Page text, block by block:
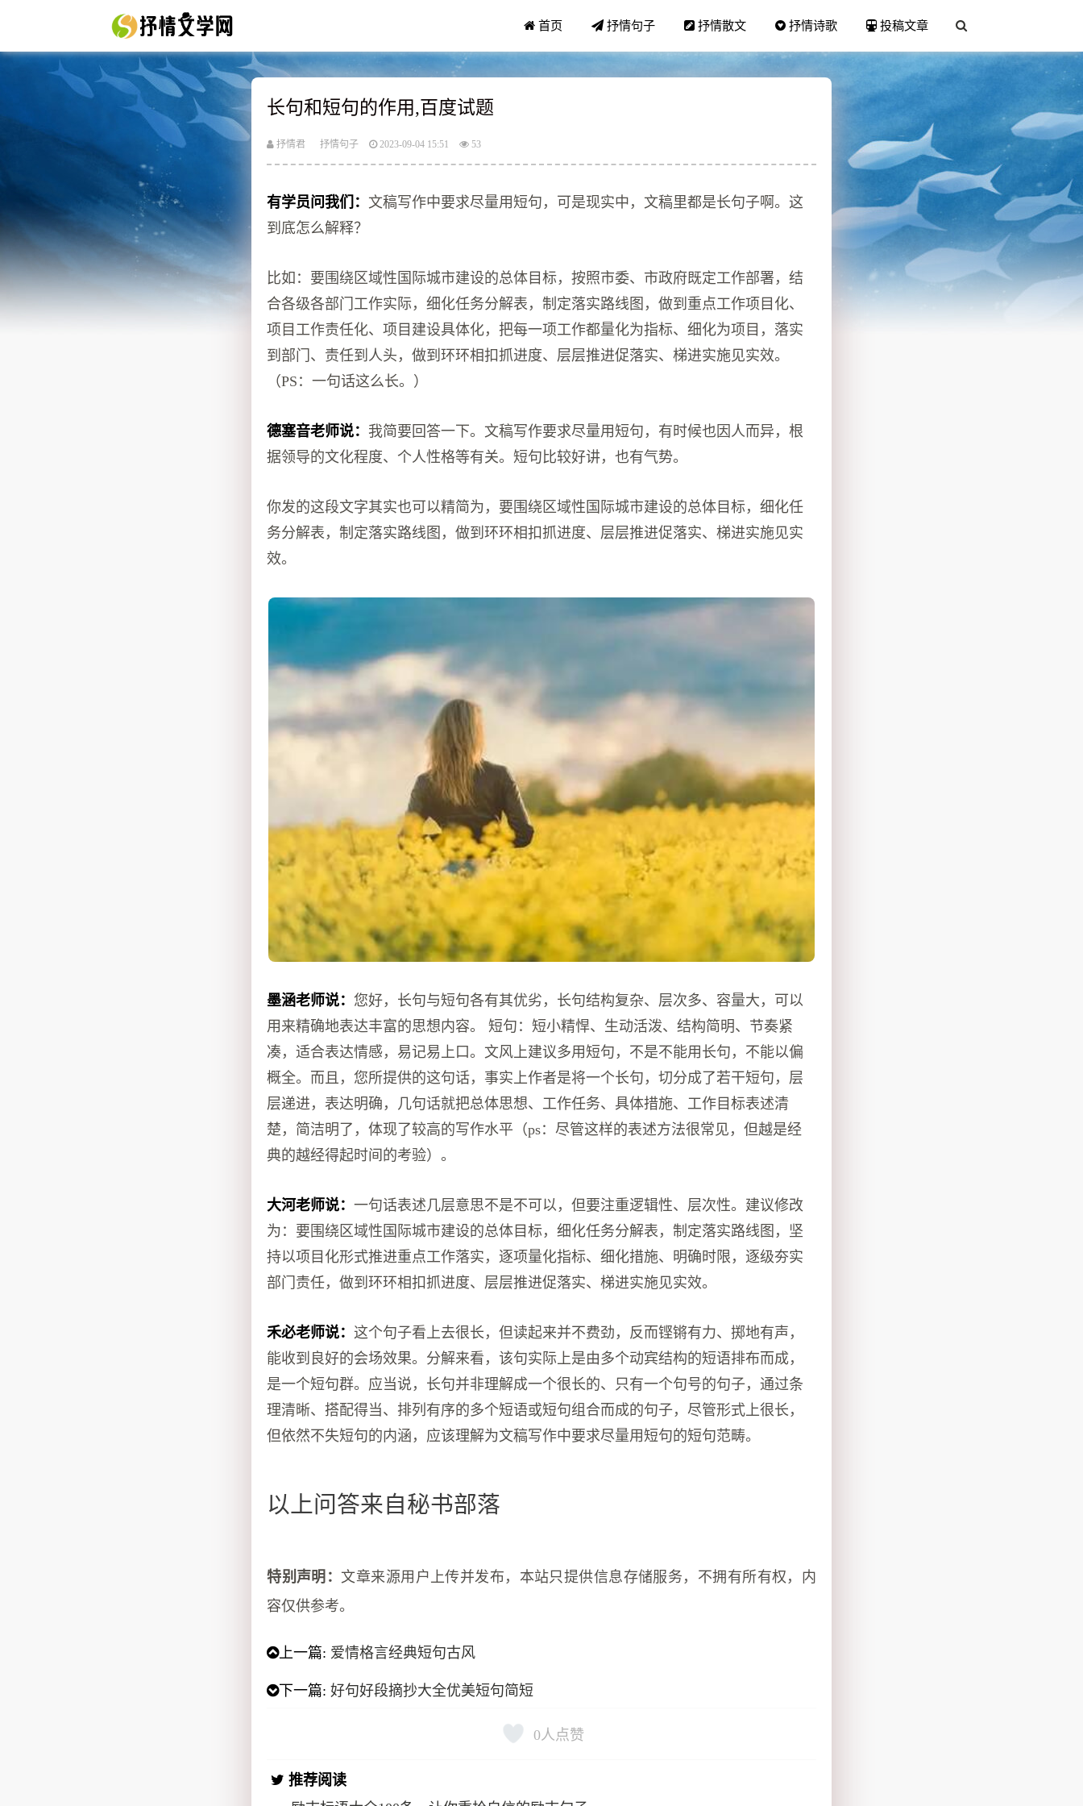
首页 抒情句子 抒情散文 抒情诗歌 投稿文章
长句和短句的作用,百度试题
抒情君 抒情句子 2023-09-04 15:51 53
有学员问我们： 文稿写作中要求尽量用短句，可是现实中，文稿里都是长句子啊。这
到底怎么解释？
比如：要围绕区域性国际城市建设的总体目标，按照市委、市政府既定工作部署，结
合各级各部门工作实际，细化任务分解表，制定落实路线图，做到重点工作项目化、
项目工作责任化、项目建设具体化，把每一项工作都量化为指标、细化为项目，落实
到部门、责任到人头，做到环环相扣抓进度、层层推进促落实、梯进实施见实效。
（PS：一句话这么长。）
德塞音老师说： 我简要回答一下。文稿写作要求尽量用短句，有时候也因人而异，根
据领导的文化程度、个人性格等有关。短句比较好讲，也有气势。
你发的这段文字其实也可以精简为，要围绕区域性国际城市建设的总体目标，细化任
务分解表，制定落实路线图，做到环环相扣抓进度、层层推进促落实、梯进实施见实
效。
墨涵老师说：您好，长句与短句各有其优劣，长句结构复杂、层次多、容量大，可以
用来精确地表达丰富的思想内容。 短句：短小精悍、生动活泼、结构简明、节奏紧
凑，适合表达情感，易记易上口。文风上建议多用短句，不是不能用长句，不能以偏
概全。而且，您所提供的这句话，事实上作者是将一个长句，切分成了若干短句，层
层递进，表达明确，几句话就把总体思想、工作任务、具体措施、工作目标表述清
楚，简洁明了，体现了较高的写作水平（ps：尽管这样的表述方法很常见，但越是经
典的越经得起时间的考验）。
大河老师说：一句话表述几层意思不是不可以，但要注重逻辑性、层次性。建议修改
为：要围绕区域性国际城市建设的总体目标，细化任务分解表，制定落实路线图，坚
持以项目化形式推进重点工作落实，逐项量化指标、细化措施、明确时限，逐级夯实
部门责任，做到环环相扣抓进度、层层推进促落实、梯进实施见实效。
禾必老师说： 这个句子看上去很长，但读起来并不费劲，反而铿锵有力、掷地有声，
能收到良好的会场效果。分解来看，该句实际上是由多个动宾结构的短语排布而成，
是一个短句群。应当说，长句并非理解成一个很长的、只有一个句号的句子，通过条
理清晰、搭配得当、排列有序的多个短语或短句组合而成的句子，尽管形式上很长，
但依然不失短句的内涵，应该理解为文稿写作中要求尽量用短句的短句范畴。
以上问答来自秘书部落
特别声明： 文章来源用户上传并发布，本站只提供信息存储服务，不拥有所有权，内
容仅供参考。
上一篇: 爱情格言经典短句古风
下一篇:好句好段摘抄大全优美短句简短
0人点赞
推荐阅读